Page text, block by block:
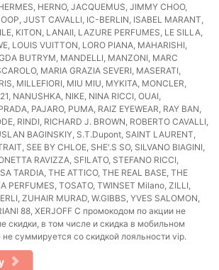
HERNO, JACQUEMUS, JIMMY CHOO,
JUST CAVALLI, IC-BERLIN, ISABEL MARANT,
KITON, LANAII, LAZURE PERFUMES, LE SILLA,
LOUIS VUITTON, LORO PIANA, MAHARISHI,
BUTRYM, MANDELLI, MANZONI, MARC
MARIA GRAZIA SEVERI, MASERATI,
MILLEFIORI, MIU MIU, MYKITA, MONCLER,
NANUSHKA, NIKE, NINA RICCI, OUAI,
PAJARO, PUMA, RAIZ EYEWEAR, RAY BAN,
RINDI, RICHARD J. BROWN, ROBERTO CAVALLI,
BAGINSKIY, S.T.Dupont, SAINT LAURENT,
SEE BY CHLOE, SHE'.S SO, SILVANO BIAGINI,
RAVIZZA, SFILATO, STEFANO RICCI,
TARDIA, THE ATTICO, THE REAL BASE, THE
PERFUMES, TOSATO, TWINSET Milano, ZILLI,
ZUHAIR MURAD, W.GIBBS, YVES SALOMON,
88, XERJOFF С промокодом по акции не
скидки, в том числе и скидка в мобильном
суммируется со скидкой лояльности vip.